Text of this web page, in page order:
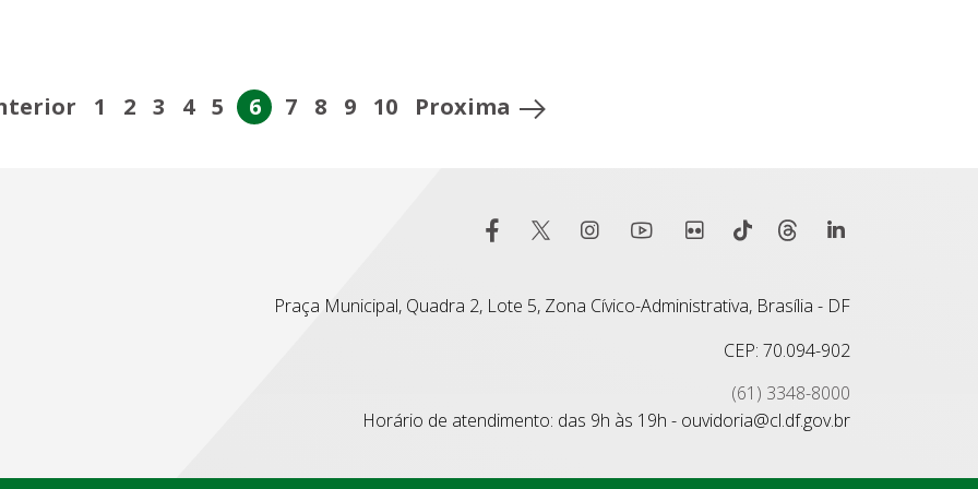
1 2 3 4 5 6 7 8 9 10 Proxima
Praça Municipal, Quadra 2, Lote 5, Zona Cívico-Administrativa, Brasília - DF
CEP: 70.094-902
(61) 3348-8000
Horário de atendimento: das 9h às 19h - ouvidoria@cl.df.gov.br